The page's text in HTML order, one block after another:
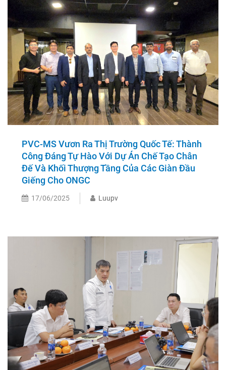
PVC-MS Vươn Ra Thị Trường Quốc Tế: Thành
Công Đáng Tự Hào Với Dự Án Chế Tạo Chân
Đế Và Khối Thượng Tầng Của Các Giàn Đầu
Giếng Cho ONGC
17/06/2025 Luupv